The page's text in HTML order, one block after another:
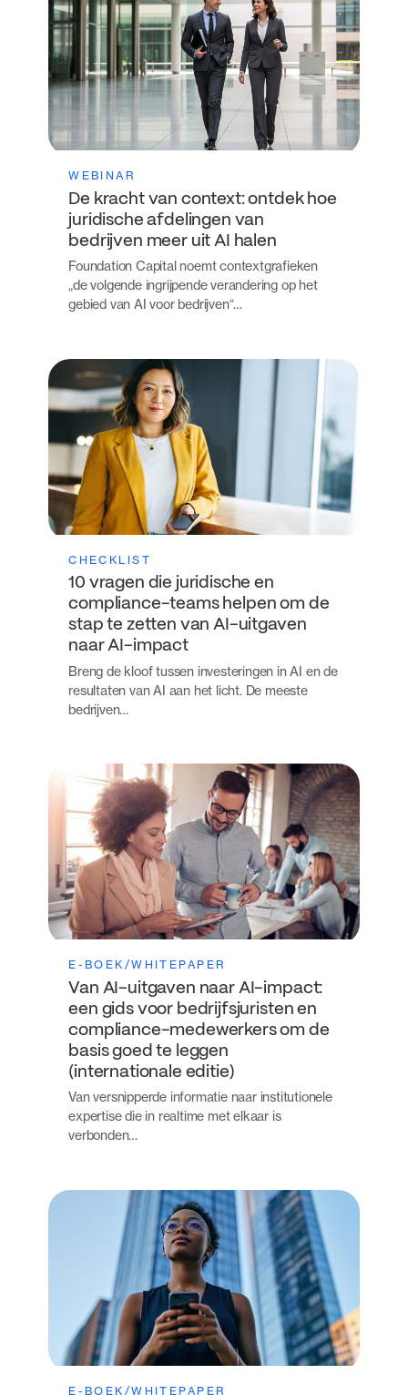
WEBINAR
De kracht van context: ontdek hoe
juridische afdelingen van
bedrijven meer uit AI halen
Foundation Capital noemt contextgrafieken
„de volgende ingrijpende verandering op het
gebied van AI voor bedrijven“…
CHECKLIST
10 vragen die juridische en
compliance-teams helpen om de
stap te zetten van AI-uitgaven
naar AI-impact
Breng de kloof tussen investeringen in AI en de
resultaten van AI aan het licht. De meeste
bedrijven…
E-BOEK/WHITEPAPER
Van AI-uitgaven naar AI-impact:
een gids voor bedrijfsjuristen en
compliance-medewerkers om de
basis goed te leggen
(internationale editie)
Van versnipperde informatie naar institutionele
expertise die in realtime met elkaar is
verbonden…
E-BOEK/WHITEPAPER